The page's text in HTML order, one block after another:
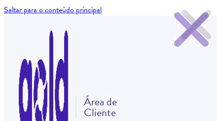
Saltar para o conteúdo principal
Área de
Cliente